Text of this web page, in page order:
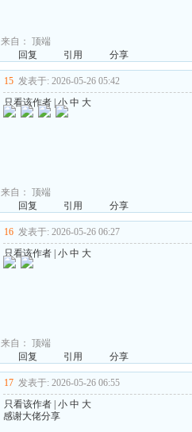
来自： 顶端
回复
引用 分享
15 发表于: 2026-05-26 05:42
只看该作者 |小 中 大
来自： 顶端
回复
引用 分享
16 发表于: 2026-05-26 06:27
只看该作者 小 中 大
来自： 顶端
回复
引用 分享
17 发表于: 2026-05-26 06:55
只看该作者 小 中 大
感谢大佬分享